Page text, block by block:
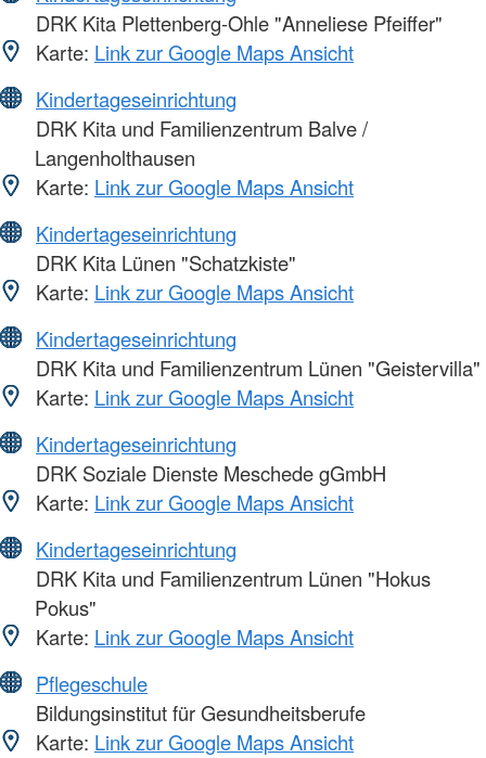
DRK Kita Plettenberg-Ohle "Anneliese Pfeiffer"
Karte: Link zur Google Maps Ansicht
Kindertageseinrichtung
DRK Kita und Familienzentrum Balve /
Langenholthausen
Karte: Link zur Google Maps Ansicht
Kindertageseinrichtung
DRK Kita Lünen "Schatzkiste"
Karte: Link zur Google Maps Ansicht
Kindertageseinrichtung
DRK Kita und Familienzentrum Lünen "Geistervilla"
Karte: Link zur Google Maps Ansicht
Kindertageseinrichtung
DRK Soziale Dienste Meschede gGmbH
Karte: Link zur Google Maps Ansicht
Kindertageseinrichtung
DRK Kita und Familienzentrum Lünen "Hokus
Pokus"
Karte: Link zur Google Maps Ansicht
Pflegeschule
Bildungsinstitut für Gesundheitsberufe
Karte: Link zur Google Maps Ansicht